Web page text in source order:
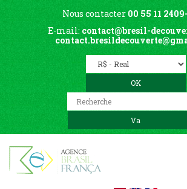
Nous contacter 00 55 11
E-mail: contact@bresil-